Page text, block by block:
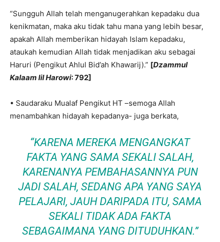
“Sungguh Allah telah menganugerahkan kepadaku dua
kenikmatan, maka aku tidak tahu mana yang lebih besar,
apakah Allah memberikan hidayah Islam kepadaku,
ataukah kemudian Allah tidak menjadikan aku sebagai
Haruri (Pengikut Ahlul Bid’ah Khawarij).” [Dzammul
Kalaam lil Harowi: 792]
• Saudaraku Mualaf Pengikut HT –semoga Allah
menambahkan hidayah kepadanya- juga berkata,
“KARENA MEREKA MENGANGKAT
FAKTA YANG SAMA SEKALI SALAH,
KARENANYA PEMBAHASANNYA PUN
JADI SALAH, SEDANG APA YANG SAYA
PELAJARI, JAUH DARIPADA ITU, SAMA
SEKALI TIDAK ADA FAKTA
SEBAGAIMANA YANG DITUDUHKAN.”